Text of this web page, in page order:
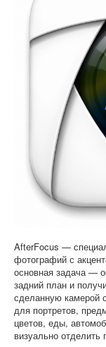
Системные
Софт
AfterFocus —
фотографий с
основная задача —
задний план и
сделанную камерой
для портретов,
цветов, еды,
визуально отделить